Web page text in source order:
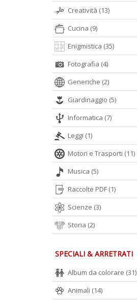
1.10 € 1.80 €
Creatività (13)
Cucina (9)
Enigmistica (35)
Fotografia (4)
Generiche (2)
Giardinaggio (5)
Informatica (7)
Leggi (1)
Motori e Trasporti (11)
Musica (5)
Raccolte PDF (1)
Scienze (3)
Storia (2)
SPECIALI & ARRETRATI
Album da colorare (31)
Animali (14)